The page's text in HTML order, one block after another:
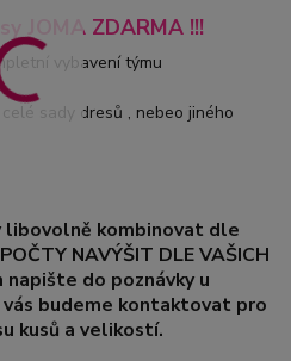
JOMA ZDARMA !!!
vybavení týmu
sady dresů , nebeo jiného
libovolně kombinovat dle
NAVÝŠIT DLE VAŠICH
napište do poznávky u
budeme kontaktovat pro
kusů a velikostí.